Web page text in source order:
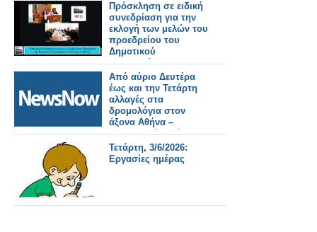
Πρόσκληση σε ειδική
συνεδρίαση για την
εκλογή των μελών του
προεδρείου του
Δημοτικού
Συμβουλίου και της
Δημοτικής Επιτροπής
την Τετάρτη 1 Ιουλίου.
Από αύριο Δευτέρα
έως και την Τετάρτη
αλλαγές στα
δρομολόγια στον
άξονα Αθήνα –
Θεσσαλονίκη λόγω
έργων του ΟΣΕ.
Τετάρτη, 3/6/2026:
Εργασίες ημέρας